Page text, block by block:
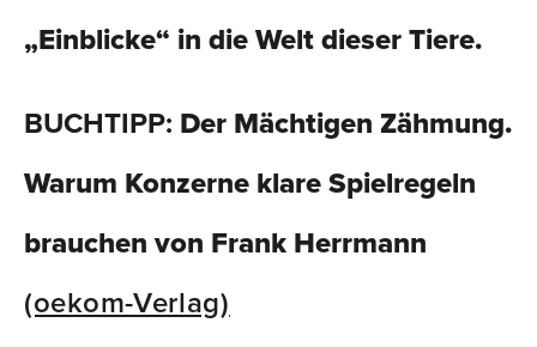
„Einblicke“ in die Welt dieser Tiere.
BUCHTIPP: Der Mächtigen Zähmung.
Warum Konzerne klare Spielregeln
brauchen von Frank Herrmann
(oekom-Verlag)